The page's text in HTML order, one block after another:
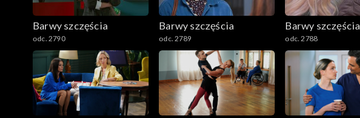
2301–2400
2201–2300
2101–2200
2001–2100
1901–2000
Barwy szczęścia
odc. 2790
Barwy szczęścia
odc. 2789
Barwy szczęścia
odc. 2788